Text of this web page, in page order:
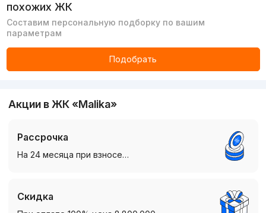
похожих ЖК
Составим персональную подборку по вашим
параметрам
Подобрать
Акции в ЖК «Malika»
Рассрочка
На 24 месяца при взносе…
Скидка